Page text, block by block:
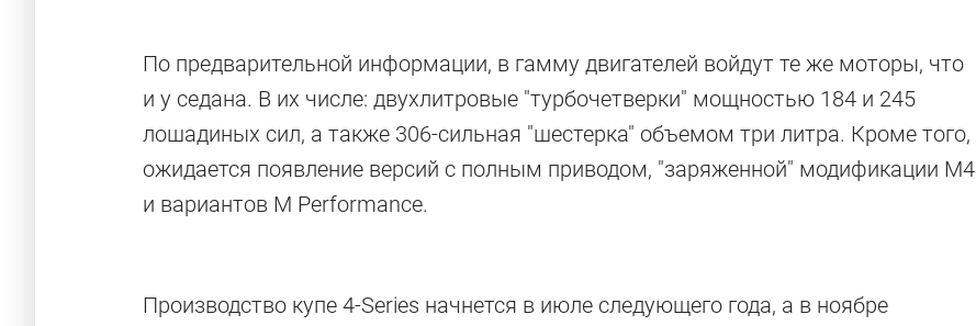
По предварительной информации, в гамму двигателей войдут те же моторы, что
и у седана. В их числе: двухлитровые "турбочетверки" мощностью 184 и 245
лошадиных сил, а также 306-сильная "шестерка" объемом три литра. Кроме того,
ожидается появление версий с полным приводом, "заряженной" модификации M4
и вариантов M Performancе.
Производство купе 4-Series начнется в июле следующего года, а в ноябре